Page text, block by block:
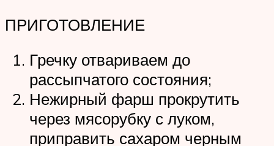
ПРИГОТОВЛЕНИЕ
Гречку отвариваем до
рассыпчатого состояния;
Нежирный фарш прокрутить
через мясорубку с луком,
приправить сахаром черным